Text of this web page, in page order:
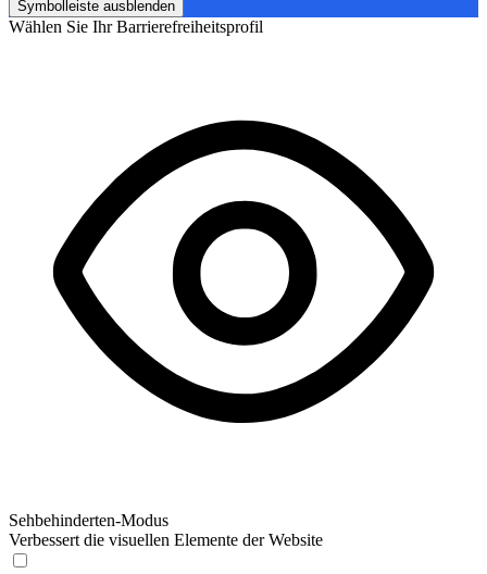
Symbolleiste ausblenden
Wählen Sie Ihr Barrierefreiheitsprofil
Sehbehinderten-Modus
Verbessert die visuellen Elemente der Website